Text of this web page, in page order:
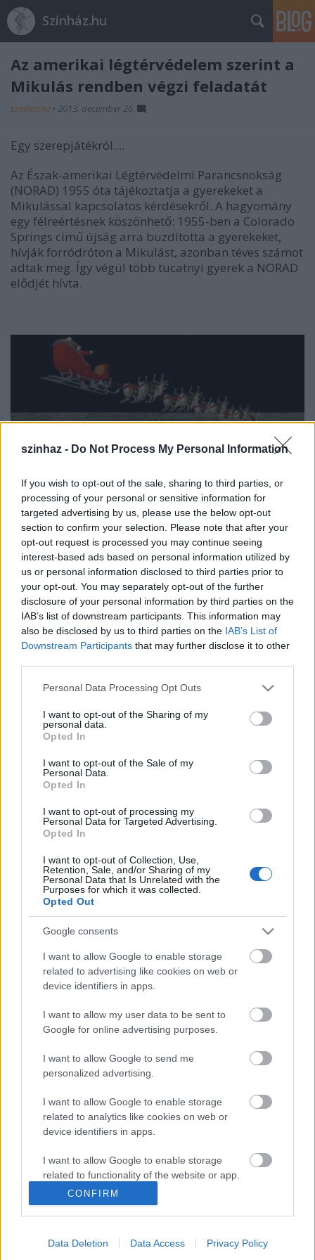
szinhaz - Do Not Process My Personal Information
If you wish to opt-out of the sale, sharing to third parties, or
processing of your personal or sensitive information for
targeted advertising by us, please use the below opt-out
section to confirm your selection. Please note that after your
opt-out request is processed you may continue seeing
interest-based ads based on personal information utilized by
us or personal information disclosed to third parties prior to
your opt-out. You may separately opt-out of the further
disclosure of your personal information by third parties on the
IAB’s list of downstream participants. This information may
also be disclosed by us to third parties on the IAB’s List of
Downstream Participants that may further disclose it to other
Please note that this website/app uses one or more Google
not limited to your visit or usage behaviour. You may click to
grant or deny consent to Google and its third-party tags to
use your data for below specified purposes in below Google
consent section.
Personal Data Processing Opt Outs
I want to opt-out of the Sharing of my
personal data.
Opted In
I want to opt-out of the Sale of my
Personal Data.
Opted In
I want to opt-out of processing my
Personal Data for Targeted Advertising.
Opted In
I want to opt-out of Collection, Use,
Retention, Sale, and/or Sharing of my
Personal Data that Is Unrelated with the
Purposes for which it was collected.
Opted Out
Google consents
I want to allow Google to enable storage
related to advertising like cookies on web or
device identifiers in apps.
I want to allow my user data to be sent to
Google for online advertising purposes.
I want to allow Google to send me
personalized advertising.
I want to allow Google to enable storage
related to analytics like cookies on web or
device identifiers in apps.
I want to allow Google to enable storage
related to functionality of the website or app.
I want to allow Google to enable storage
related to personalization.
I want to allow Google to enable storage
CONFIRM
Data Deletion Data Access Privacy Policy
Színház.hu
Az amerikai légtérvédelem szerint a
Mikulás rendben végzi feladatát
szinhazhu • 2013. december 26.
Egy szerepjátékról....
Az Észak-amerikai Légtérvédelmi Parancsnokság
(NORAD) 1955 óta tájékoztatja a gyerekeket a
Mikulással kapcsolatos kérdésekről. A hagyomány
egy félreértésnek köszönhető: 1955-ben a Colorado
Springs című újság arra buzdította a gyerekeket,
hívják forródróton a Mikulást, azonban téves számot
adtak meg. Így végül több tucatnyi gyerek a NORAD
elődjét hívta.
A szolgálatban lévő tisztek belementek a
szerepjátékba és információkkal szolgáltak a
kicsiknek arról, épp merre jár a Mikulás. Most már
mélyen gyökerező hagyomány a közös amerikai-
kanadai hatóságnál, hogy "égen-földön figyelemmel
kísérik" a Mikulás útját. Tavaly 22,3 millió látogatója
érkezett.
Idén is több mint 1000 önkéntes várja a gyerekek
Obamafirst lady is válaszolt hívásokra.
Barack
Obamaelnök felesége negyedik éve vesz részt a
beszélt.
A NORAD műholdakkal és Rudolf rénszarvas orra
hőjeleinek infravörös érzékelőkkel való
megfigyelésével követi nyomon a Mikulást - derült ki
a parancsnokság közleményéből. Rudolf és további
nyolc rénszarvas, Táltos, Táncos, Pompás, Csillag,
Üstökös, Íjas, Mennydörgés és Villám húzza a
kenderszakállú szánját.
A NORAD számlálója alapján a Mikulás közép-
európai idő szerint szerda kora reggelig csaknem 5,5
Ajánlott bejegyzések:
Indul az e-Trafó online programsorozat